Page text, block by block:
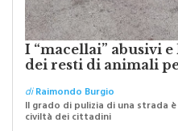
I “macellai” abusivi e
dei resti di animali
diRaimondo Burgio